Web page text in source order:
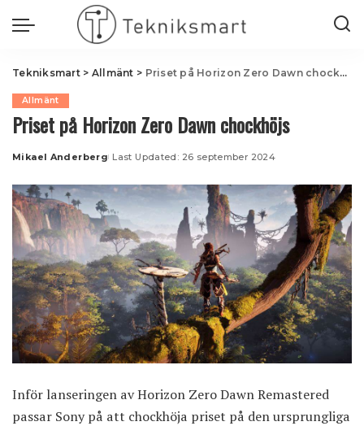
Tekniksmart> Allmänt > Priset på Horizon Zero Dawn chockhöjs
Allmänt
Priset på Horizon Zero Dawn chockhöjs
Posted
Mikael Anderberg Last Updated: 26 september 2024
Inför lanseringen av Horizon Zero Dawn Remastered
passar Sony på att chockhöja priset på den ursprungliga